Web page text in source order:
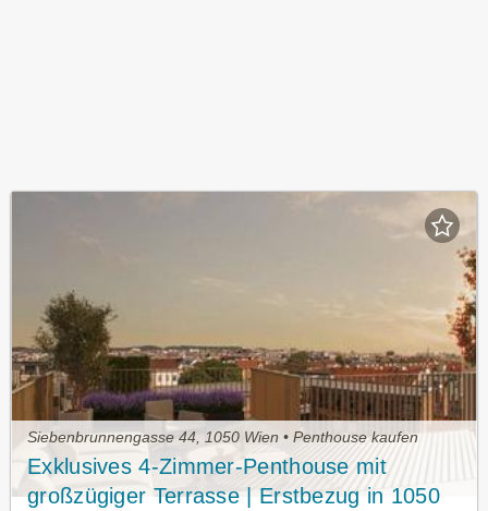
Siebenbrunnengasse 44, 1050 Wien • Penthouse kaufen
Exklusives 4-Zimmer-Penthouse mit
großzügiger Terrasse | Erstbezug in 1050